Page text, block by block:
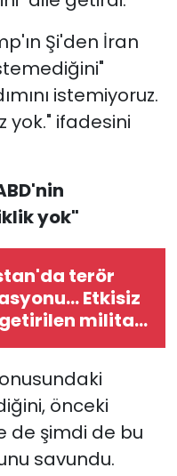
Şi'den İran
istemiyoruz.
yok." ifadesini
yok"
terör
Etkisiz
militan
83'e yükseldi
önceki
de şimdi de bu
savundu.